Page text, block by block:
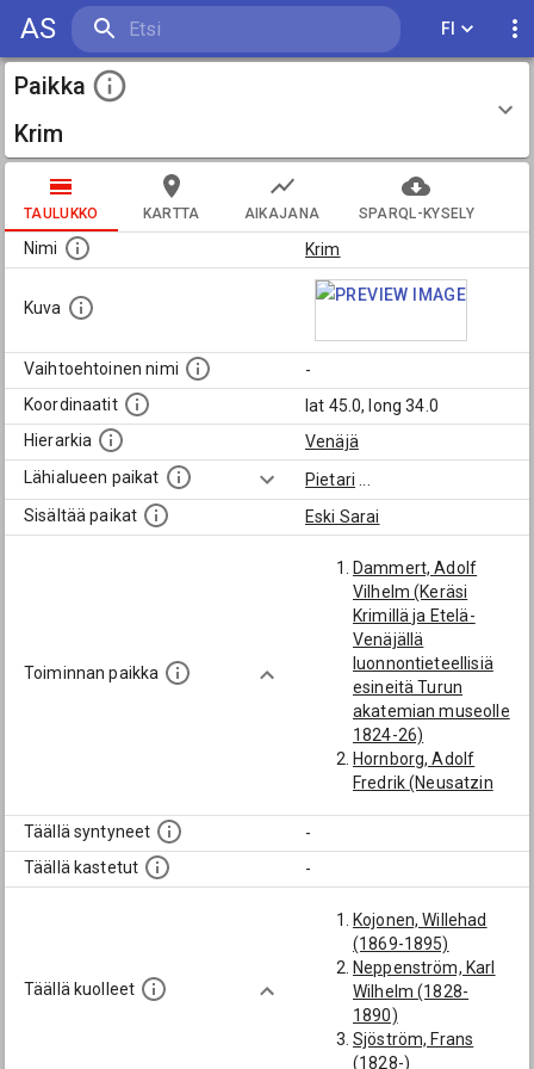
AS FI
Paikka
Krim
TAULUKKO KARTTA AIKAJANA SPARQL-KYSELY
Nimi Krim
Kuva
Vaihtoehtoinen nimi
-
Koordinaatit
lat 45.0, long 34.0
Hierarkia
Venäjä
Lähialueen paikat
Pietari
Sisältää paikat
Eski Sarai
Toiminnan paikka
Dammert, Adolf
Vilhelm (Keräsi
Krimillä ja Etelä-
Venäjällä
luonnontieteellisiä
esineitä Turun
akatemian museolle
1824-26)
Hornborg, Adolf
Fredrik (Neusatzin
kirkkoherra Krimillä
(Komennettiin
venäl.
jalkaväkirykmenttiin
Krimille 1895)
Lagus, Karl Ludvig
(Kenttämittauskunn
Täällä syntyneet
-
Täällä kastetut
-
Täällä kuolleet
Kojonen, Willehad
(1869-1895)
Neppenström, Karl
Wilhelm (1828-
1890)
Sjöström, Frans
(1828-)